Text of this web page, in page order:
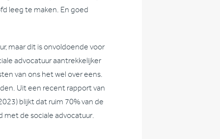
leeg te maken. En goed
maar dit is onvoldoende voor
advocatuur aantrekkelijker
van ons het wel over eens.
Uit een recent rapport van
blijkt dat ruim 70% van de
de sociale advocatuur.